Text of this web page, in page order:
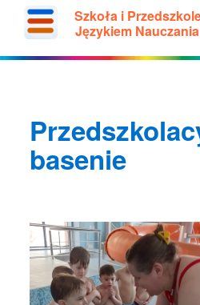
Szkoła i
Językiem
basenie